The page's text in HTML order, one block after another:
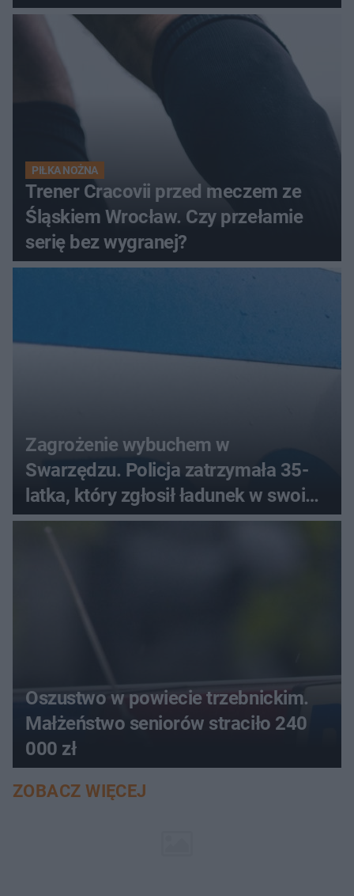
PIŁKA NOŻNA
Trener Cracovii przed meczem ze
Śląskiem Wrocław. Czy przełamie
serię bez wygranej?
Zagrożenie wybuchem w
Swarzędzu. Policja zatrzymała 35-
latka, który zgłosił ładunek w swoim
aucie
Oszustwo w powiecie trzebnickim.
Małżeństwo seniorów straciło 240
000 zł
ZOBACZ WIĘCEJ